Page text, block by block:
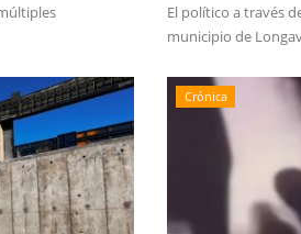
El político a través
municipio de
Crónica